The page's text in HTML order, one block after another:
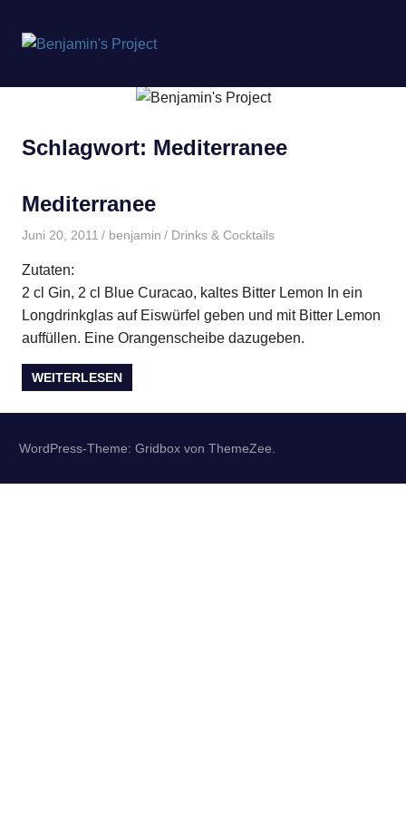
springen
Project
Schlagwort: Mediterranee
Mediterranee
Juni 20, 2011 benjamin Drinks & Cocktails
Zutaten:
2 cl Gin, 2 cl Blue Curacao, kaltes Bitter Lemon In ein
Longdrinkglas auf Eiswürfel geben und mit Bitter Lemon
auffüllen. Eine Orangenscheibe dazugeben.
WEITERLESEN
WordPress-Theme: Gridbox von ThemeZee.